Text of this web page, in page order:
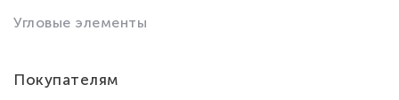
Угловые элементы
Покупателям